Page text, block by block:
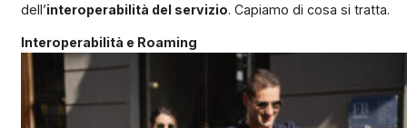
dell’interoperabilità del servizio. Capiamo di cosa si tratta.
Interoperabilità e Roaming